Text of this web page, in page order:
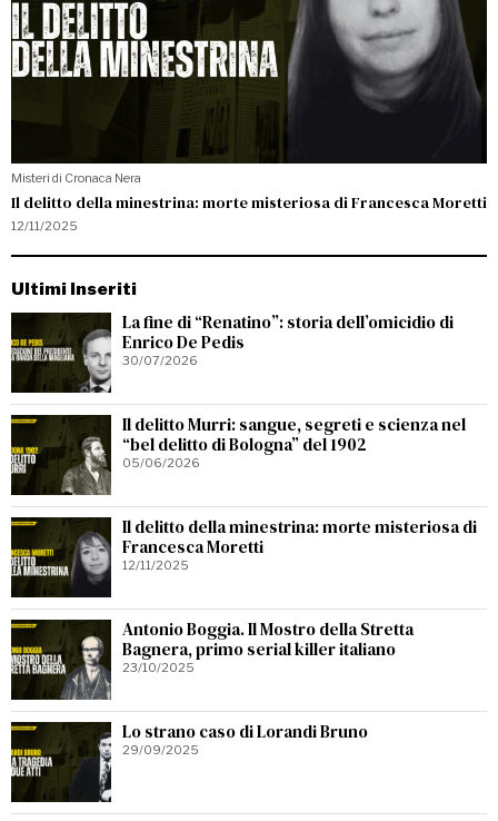
Misteri di Cronaca Nera
Il delitto della minestrina: morte misteriosa di Francesca Moretti
12/11/2025
Ultimi Inseriti
La fine di “Renatino”: storia dell’omicidio di
Enrico De Pedis
30/07/2026
Il delitto Murri: sangue, segreti e scienza nel
“bel delitto di Bologna” del 1902
05/06/2026
Il delitto della minestrina: morte misteriosa di
Francesca Moretti
12/11/2025
Antonio Boggia. Il Mostro della Stretta
Bagnera, primo serial killer italiano
23/10/2025
Lo strano caso di Lorandi Bruno
29/09/2025